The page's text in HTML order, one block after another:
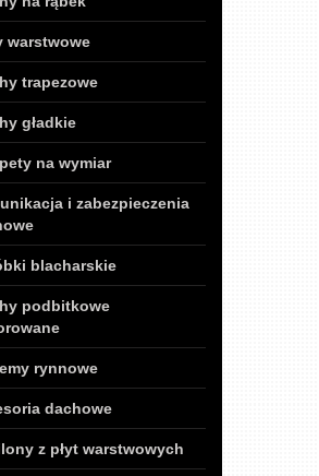
warstwowe
trapezowe
gładkie
na wymiar
i zabezpieczenia
blacharskie
podbitkowe
rynnowe
dachowe
z płyt warstwowych